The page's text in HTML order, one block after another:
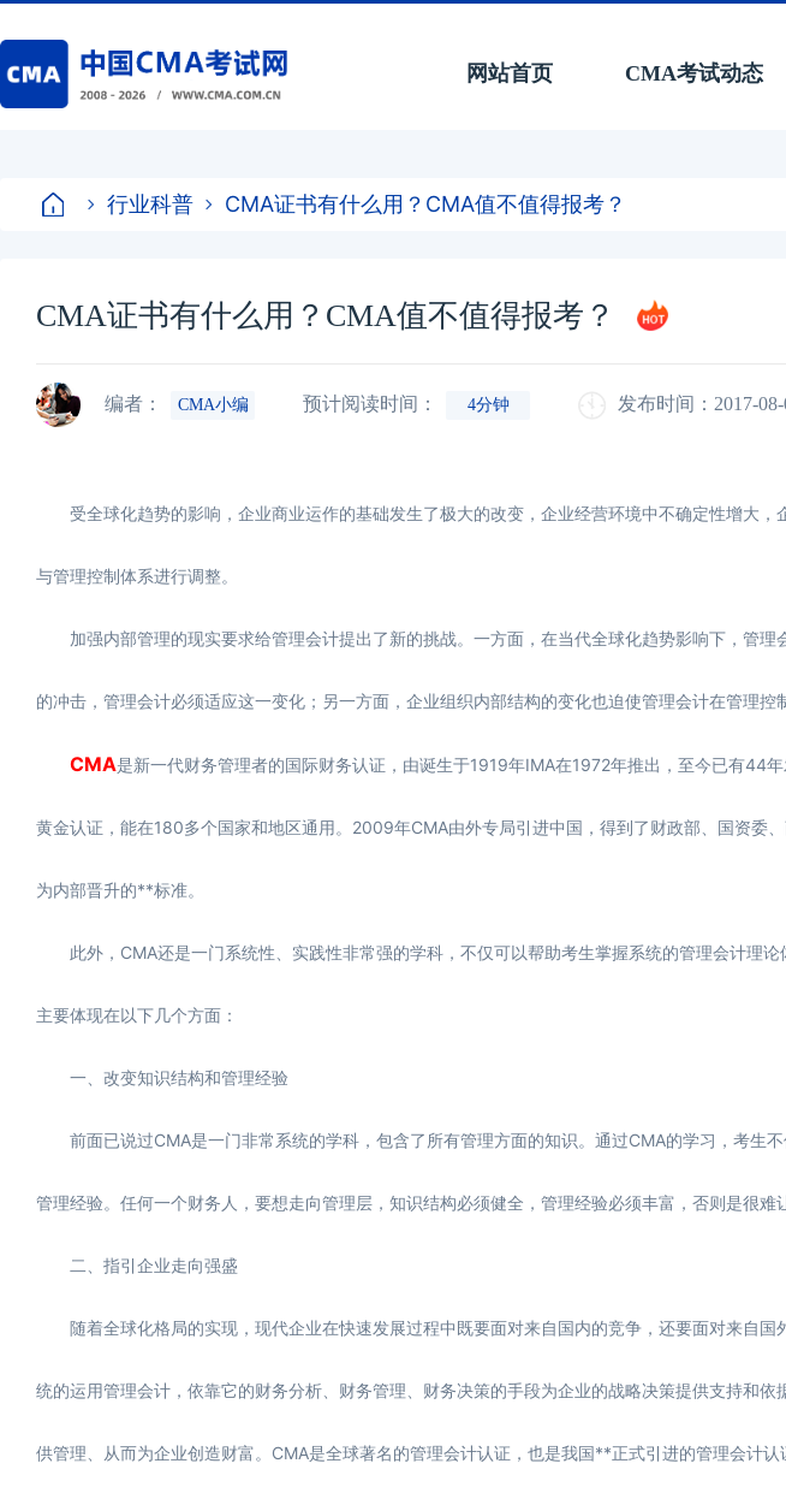
网站首页 CMA考试动态
行业科普 CMA证书有什么用？CMA值不值得报考？
CMA证书有什么用？CMA值不值得报考？
编者： CMA小编 预计阅读时间： 4分钟 发布时间：2017-08-
受全球化趋势的影响，企业商业运作的基础发生了极大的改变，企业经营环境中不确定性增大，
与管理控制体系进行调整。
加强内部管理的现实要求给管理会计提出了新的挑战。一方面，在当代全球化趋势影响下，管理
的冲击，管理会计必须适应这一变化；另一方面，企业组织内部结构的变化也迫使管理会计在管理控
CMA是新一代财务管理者的国际财务认证，由诞生于1919年IMA在1972年推出，至今已有44
黄金认证，能在180多个国家和地区通用。2009年CMA由外专局引进中国，得到了财政部、国资委
为内部晋升的**标准。
此外，CMA还是一门系统性、实践性非常强的学科，不仅可以帮助考生掌握系统的管理会计理论
主要体现在以下几个方面：
一、改变知识结构和管理经验
前面已说过CMA是一门非常系统的学科，包含了所有管理方面的知识。通过CMA的学习，考生
管理经验。任何一个财务人，要想走向管理层，知识结构必须健全，管理经验必须丰富，否则是很难
二、指引企业走向强盛
随着全球化格局的实现，现代企业在快速发展过程中既要面对来自国内的竞争，还要面对来自国
统的运用管理会计，依靠它的财务分析、财务管理、财务决策的手段为企业的战略决策提供支持和
供管理、从而为企业创造财富。CMA是全球著名的管理会计认证，也是我国**正式引进的管理会计认